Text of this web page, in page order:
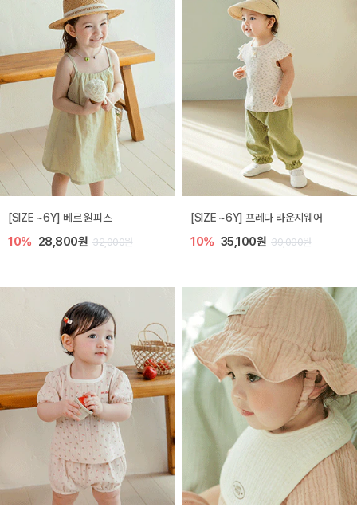
[SIZE ~6Y] 베르 원피스
10% 28,800원 32,000원
[SIZE ~6Y] 프레다 라운지웨어
10% 35,100원 39,000원